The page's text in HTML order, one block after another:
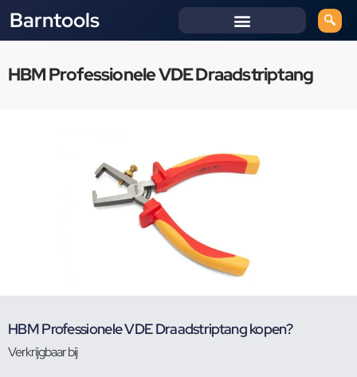
Barntools
HBM Professionele VDE Draadstriptang
HBM Professionele VDE Draadstriptang kopen?
Verkrijgbaar bij